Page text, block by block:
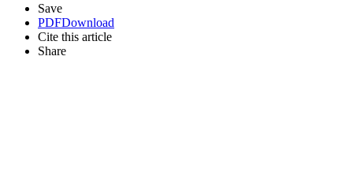
Save
PDFDownload
Cite this article
Share